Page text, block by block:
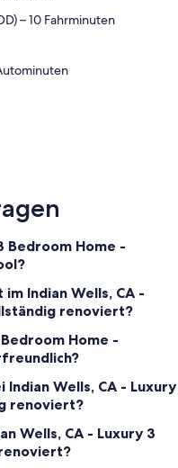
– 10 Fahrminuten
An Espresso Bar - ‬3 Autominuten
Bedroom Home -
Indian Wells, CA -
renoviert?
Home -
Wells, CA - Luxury
renoviert?
Wells, CA - Luxury 3